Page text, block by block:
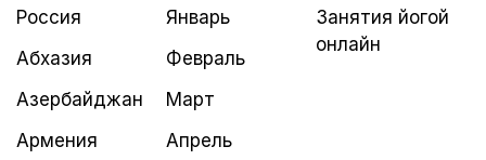
Россия
Абхазия
Азербайджан
Армения
Январь
Февраль
Март
Апрель
Занятия йогой
онлайн